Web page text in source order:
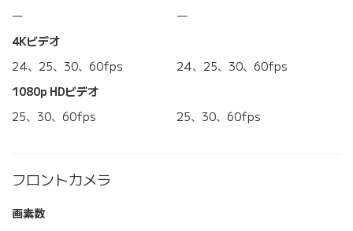
―
―
4Kビデオ
24、25、30、60fps
24、25、30、60fps
1080p HDビデオ
25、30、60fps
25、30、60fps
フロントカメラ
画素数